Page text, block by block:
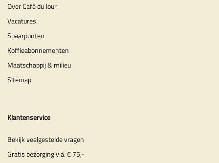
Over Café du Jour
Vacatures
Spaarpunten
Koffieabonnementen
Maatschappij & milieu
Sitemap
Klantenservice
Bekijk veelgestelde vragen
Gratis bezorging v.a. € 75,-